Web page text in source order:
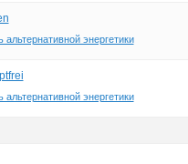
альтернативной энергетики
альтернативной энергетики